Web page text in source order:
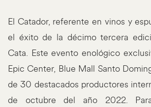
El Catador, referente en vinos y
el éxito de la décimo tercera
Cata. Este evento enológico
Epic Center, Blue Mall Santo
de 30 destacados productores
de octubre del año 2022.